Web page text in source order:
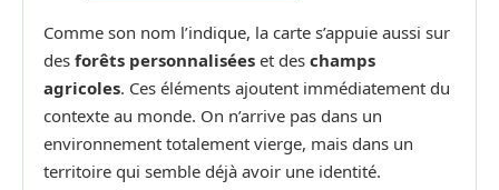
Comme son nom l’indique, la carte s’appuie aussi sur
des forêts personnalisées et des champs
agricoles. Ces éléments ajoutent immédiatement du
contexte au monde. On n’arrive pas dans un
environnement totalement vierge, mais dans un
territoire qui semble déjà avoir une identité.